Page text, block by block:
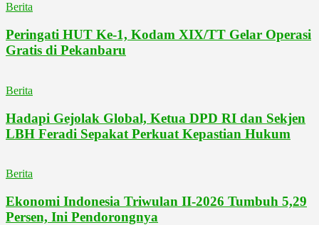
Berita
Peringati HUT Ke-1, Kodam XIX/TT Gelar Operasi
Gratis di Pekanbaru
Berita
Hadapi Gejolak Global, Ketua DPD RI dan Sekjen
LBH Feradi Sepakat Perkuat Kepastian Hukum
Berita
Ekonomi Indonesia Triwulan II-2026 Tumbuh 5,29
Persen, Ini Pendorongnya